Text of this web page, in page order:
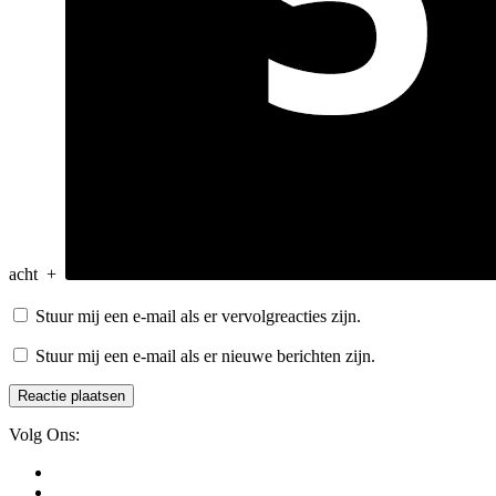
acht +
Stuur mij een e-mail als er vervolgreacties zijn.
Stuur mij een e-mail als er nieuwe berichten zijn.
Volg Ons: